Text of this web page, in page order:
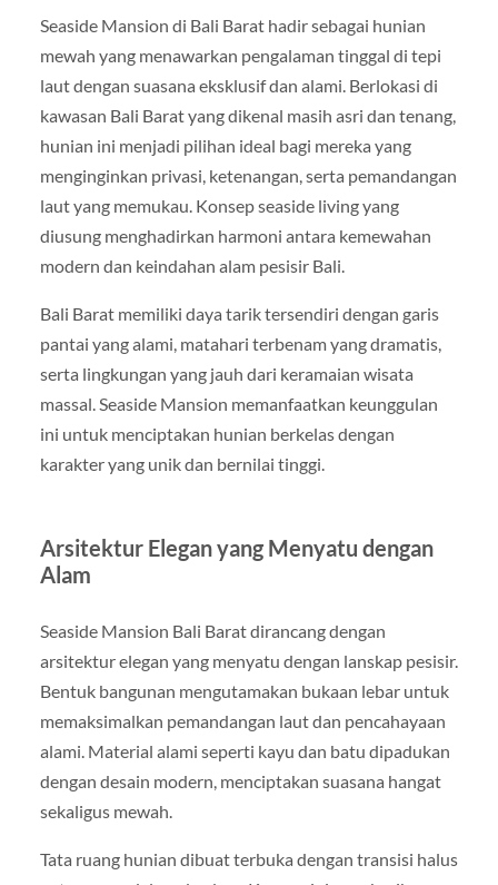
Seaside Mansion di Bali Barat hadir sebagai hunian
mewah yang menawarkan pengalaman tinggal di tepi
laut dengan suasana eksklusif dan alami. Berlokasi di
kawasan Bali Barat yang dikenal masih asri dan tenang,
hunian ini menjadi pilihan ideal bagi mereka yang
menginginkan privasi, ketenangan, serta pemandangan
laut yang memukau. Konsep seaside living yang
diusung menghadirkan harmoni antara kemewahan
modern dan keindahan alam pesisir Bali.
Bali Barat memiliki daya tarik tersendiri dengan garis
pantai yang alami, matahari terbenam yang dramatis,
serta lingkungan yang jauh dari keramaian wisata
massal. Seaside Mansion memanfaatkan keunggulan
ini untuk menciptakan hunian berkelas dengan
karakter yang unik dan bernilai tinggi.
Arsitektur Elegan yang Menyatu dengan
Alam
Seaside Mansion Bali Barat dirancang dengan
arsitektur elegan yang menyatu dengan lanskap pesisir.
Bentuk bangunan mengutamakan bukaan lebar untuk
memaksimalkan pemandangan laut dan pencahayaan
alami. Material alami seperti kayu dan batu dipadukan
dengan desain modern, menciptakan suasana hangat
sekaligus mewah.
Tata ruang hunian dibuat terbuka dengan transisi halus